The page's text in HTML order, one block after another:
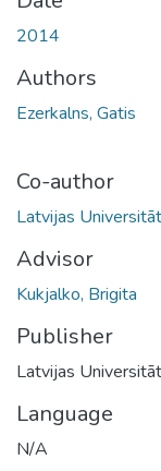
2014
Authors
Ezerkalns, Gatis
Co-author
Latvijas
Advisor
Kukjalko, Brigita
Publisher
Latvijas
Language
N/A